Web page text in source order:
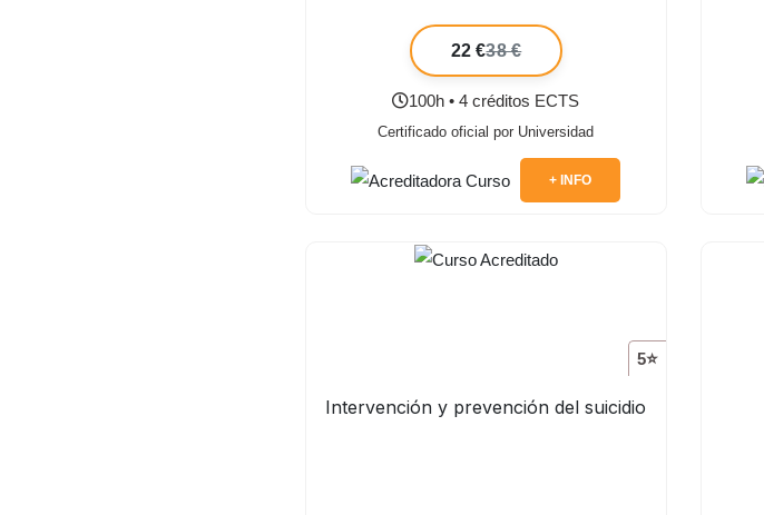
22 €38 €
100h • 4 créditos ECTS
Certificado oficial por Universidad
+ INFO
5⭐
Intervención y prevención del suicidio